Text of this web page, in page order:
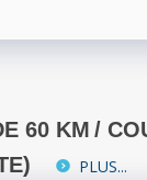
60 KM /
PLUS...